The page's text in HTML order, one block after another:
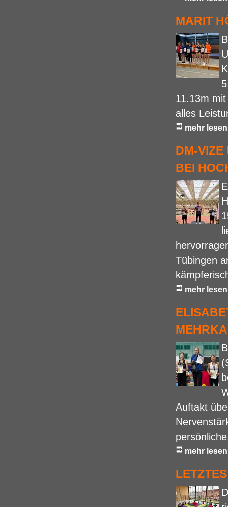
MARIT
11.13m
alles
mehr lesen
DM-
BEI
Tübingen
mehr lesen
Auftakt
mehr lesen